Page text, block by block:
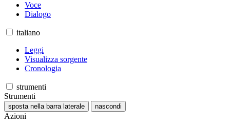
Voce
Dialogo
italiano
Leggi
Visualizza sorgente
Cronologia
strumenti
Strumenti
sposta nella barra laterale nascondi
Azioni